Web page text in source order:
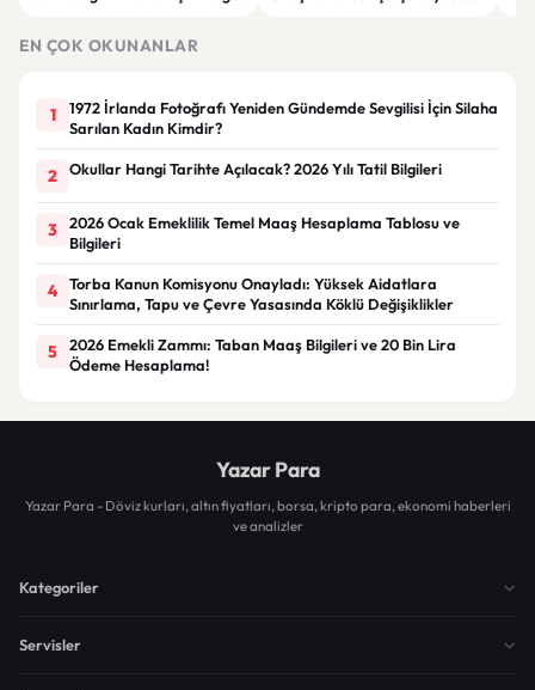
EN ÇOK OKUNANLAR
1
1972 İrlanda Fotoğrafı Yeniden Gündemde Sevgilisi İçin Silaha
Sarılan Kadın Kimdir?
2 Okullar Hangi Tarihte Açılacak? 2026 Yılı Tatil Bilgileri
3
2026 Ocak Emeklilik Temel Maaş Hesaplama Tablosu ve
Bilgileri
4
Torba Kanun Komisyonu Onayladı: Yüksek Aidatlara
Sınırlama, Tapu ve Çevre Yasasında Köklü Değişiklikler
5
2026 Emekli Zammı: Taban Maaş Bilgileri ve 20 Bin Lira
Ödeme Hesaplama!
Yazar Para
Yazar Para - Döviz kurları, altın fiyatları, borsa, kripto para, ekonomi haberleri
ve analizler
Kategoriler
Servisler